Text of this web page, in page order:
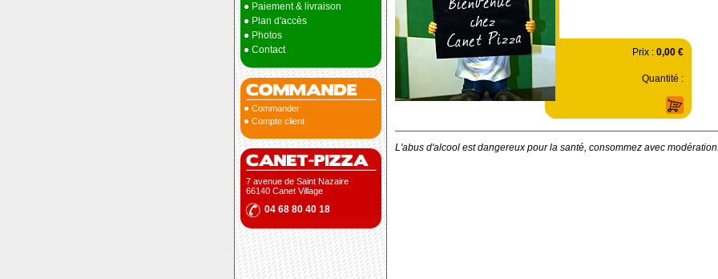
Prix : 0,00 €
Quantité :
L'abus d'alcool est dangereux pour la santé, consommez avec
Paiement & livraison
Plan d'accès
Photos
Contact
Commander
Compte client
7 avenue de Saint Nazaire
66140 Canet Village
04 68 80 40 18